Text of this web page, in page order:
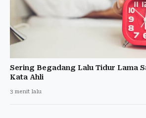
Sering Begadang Lalu Tidur Lama
Kata Ahli
3 menit lalu